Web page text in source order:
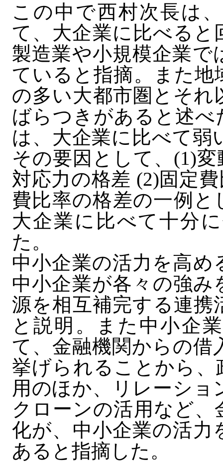
この中で西村次長は
て、大企業に比べると
製造業や小規模企業で
ていると指摘。また地
の多い大都市圏とそれ
ばらつきがあると述
は、大企業に比べて
その要因として、(1)
対応力の格差 (2)固定
費比率の格差の一例
大企業に比べて十分
た。
中小企業の活力を高
中小企業が各々の強
源を相互補完する連携
と説明。また中小企
て、金融機関からの借
挙げられることから、
用のほか、リレーシ
クローンの活用など
化が、中小企業の活力
あると指摘した。